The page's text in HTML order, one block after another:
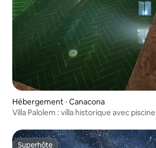
Hébergement ⋅ Canacona
Villa Palolem : villa historique avec
Superhôte